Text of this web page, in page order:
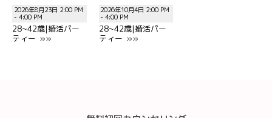
2026年8月23日 2:00 PM
- 4:00 PM
28~42歳|婚活パー
ティー »»
2026年10月4日 2:00 PM
- 4:00 PM
28~42歳|婚活パー
ティー »»